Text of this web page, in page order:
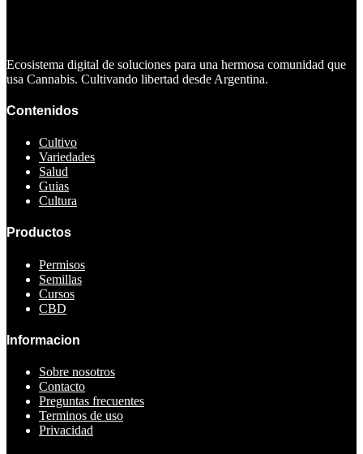
Ecosistema digital de soluciones para una hermosa comunidad que
usa Cannabis. Cultivando libertad desde Argentina.
Contenidos
Cultivo
Variedades
Salud
Guias
Cultura
Productos
Permisos
Semillas
Cursos
CBD
Informacion
Sobre nosotros
Contacto
Preguntas frecuentes
Terminos de uso
Privacidad